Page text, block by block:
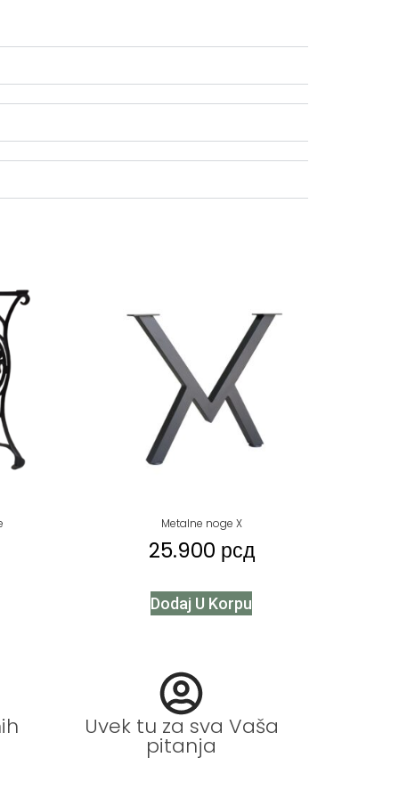
Metalne noge X
25.900 рсд
Dodaj U Korpu
Uvek tu za sva Vaša
pitanja